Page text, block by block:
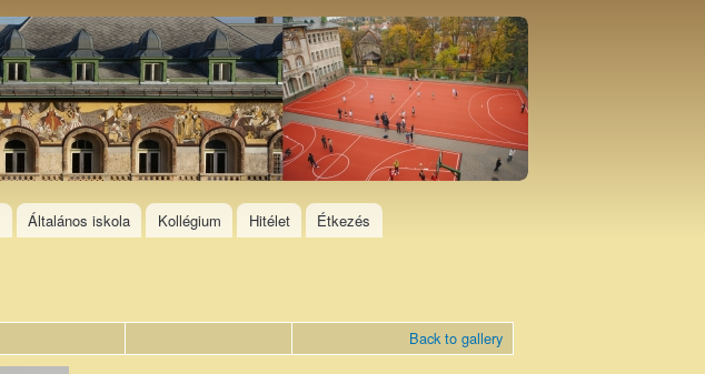
Általános iskola Kollégium Hitélet Étkezés
Back to gallery